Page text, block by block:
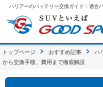
トップページ おすすめ記事
ハ
から交換手順、費用まで徹底解説